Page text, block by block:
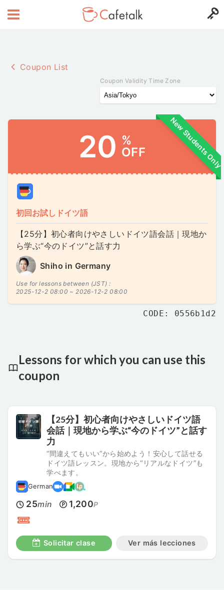
Coupon List
Coupon Validity Time Zone
New Students Only
20 %
OFF
初回お試しドイツ語
【25分】初心者向けやさしいドイツ語会話｜現地か
ら学ぶ“今のドイツ”と話す力
Shiho in Germany
Use for lessons between (JST) :
2025-12-2 08:00 ~2026-12-2 08:00
CODE: 0556b1d2
Lessons for which you can use this
coupon
【25分】初心者向けやさしいドイツ語
会話｜現地から学ぶ“今のドイツ”と話す
力
“間違えてもいい”から始めよう！安心して話せる
ドイツ語レッスン。現地から“リアルなドイツ”も
学べます。
German
25min 1,200P
Solicitar clase Ver más lecciones